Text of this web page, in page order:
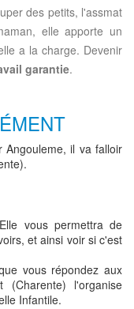
des petits, l'assmat
elle apporte un
a la charge. Devenir
garantie.
Angouleme, il va falloir
vous permettra de
et ainsi voir si c'est
vous répondez aux
(Charente) l'organise
Infantile.